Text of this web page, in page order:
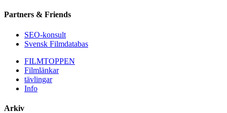
Partners & Friends
SEO-konsult
Svensk Filmdatabas
FILMTOPPEN
Filmlänkar
tävlingar
Info
Arkiv